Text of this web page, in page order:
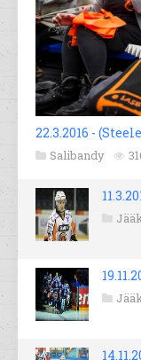
22.3.2016 -
Salibandy